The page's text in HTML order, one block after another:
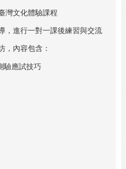
灣文化體驗課程
，進行一對一課後練習與交流
，內容包含：
驗應試技巧